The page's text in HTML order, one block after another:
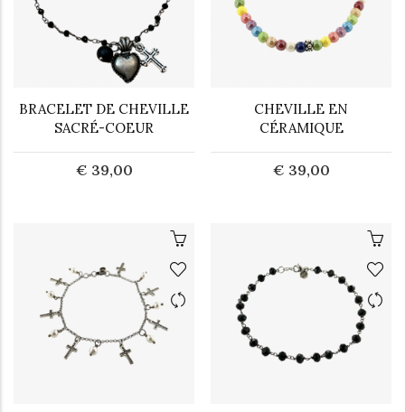
BRACELET DE CHEVILLE
SACRÉ-COEUR
€ 39,00
CHEVILLE EN
CÉRAMIQUE
€ 39,00